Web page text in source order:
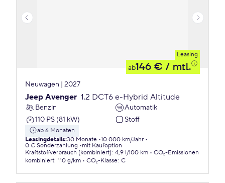
Leasing
ab146 € / mtl.
Neuwagen | 2027
Jeep Avenger 1.2 DCT6 e-Hybrid Altitude
Benzin
Automatik
110 PS (81 kW)
Stoff
ab 6 Monaten
Leasingdetails:30 Monate 10.000 km/Jahr
0 € Sonderzahlung
mit Kaufoption
Kraftstoffverbrauch (kombiniert): 4,9 l/100 km
CO₂-Emissionen
kombiniert: 110 g/km CO₂-Klasse: C